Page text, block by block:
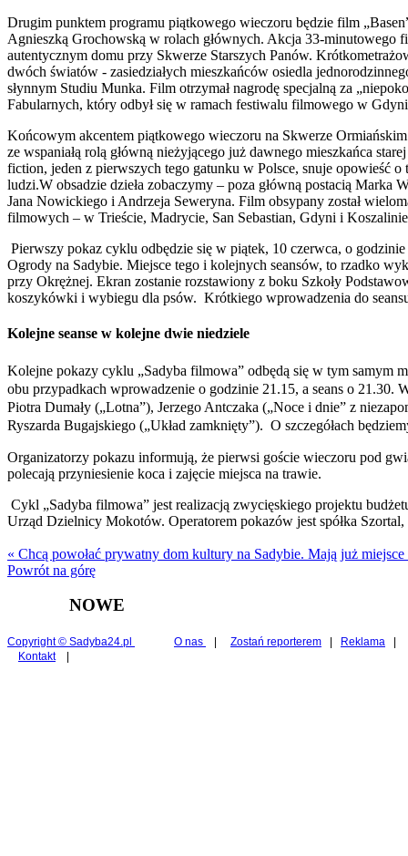
Drugim punktem programu piątkowego wieczoru będzie film
Agnieszką Grochowską w rolach głównych. Akcja 33-minutowego
autentycznym domu przy Skwerze Starszych Panów.
dwóch światów - zasiedziałych mieszkańców osiedla
słynnym Studiu Munka. Film otrzymał nagrodę specjalną za
Fabularnych, który odbył się w ramach festiwalu filmowego w
Końcowym akcentem piątkowego wieczoru na Skwerze
ze wspaniałą rolą główną nieżyjącego już dawnego mieszkańca
fiction, jeden z pierwszych tego gatunku w Polsce, snuje opowieść
ludzi.W obsadzie dzieła zobaczymy – poza główną postacią Marka
Jana Nowickiego i Andrzeja Seweryna. Film obsypany został
filmowych – w Trieście, Madrycie, San Sebastian, Gdyni i
Pierwszy pokaz cyklu odbędzie się w piątek, 10 czerwca, o
Ogrody na Sadybie. Miejsce tego i kolejnych seansów, to rzadko
przy Okrężnej. Ekran zostanie rozstawiony z boku Szkoły
koszykówki i wybiegu dla psów. Krótkiego wprowadzenia do
Kolejne seanse w kolejne dwie niedziele
Kolejne pokazy cyklu „Sadyba filmowa” odbędą się w tym samym
obu przypadkach wprowadzenie o godzinie 21.15, a seans o
Piotra Dumały („Lotna”), Jerzego Antczaka („Noce i dnie” z
Ryszarda Bugajskiego („Układ zamknięty”). O szczegółach
Organizatorzy pokazu informują, że pierwsi goście wieczoru pod
polecają przyniesienie koca i zajęcie miejsca na trawie.
Cykl „Sadyba filmowa” jest realizacją zwycięskiego projektu
Urząd Dzielnicy Mokotów. Operatorem pokazów jest spółka
« Chcą powołać prywatny dom kultury na Sadybie. Mają już miejsce
Powrót na górę
NOWE
Copyright © Sadyba24.pl O nas Zostań reporterem Reklama
Kontakt|